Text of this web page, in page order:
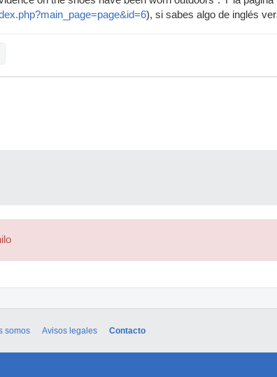
), si sabes algo de inglés
somos Avisos legales Contacto